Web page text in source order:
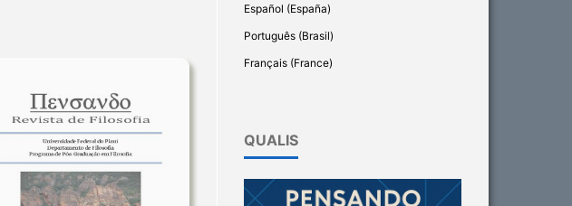
Español (España)
Português (Brasil)
Français (France)
QUALIS